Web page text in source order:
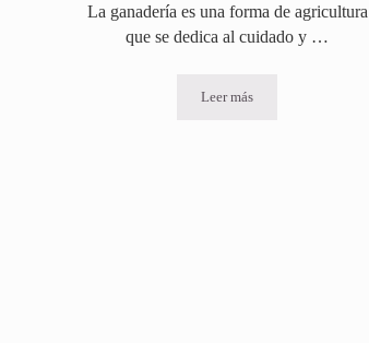
La ganadería es una forma de agricultura
que se dedica al cuidado y …
Leer más
Ganadero